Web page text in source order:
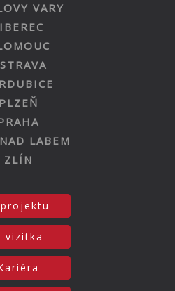
VARY
PLZEŇ
LABEM
ZLÍN
vizitka